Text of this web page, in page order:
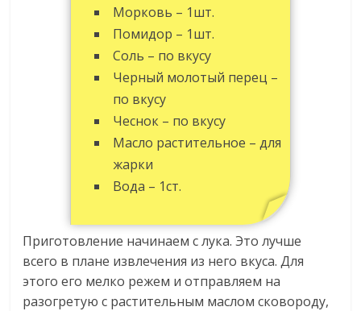
Морковь – 1шт.
Помидор – 1шт.
Соль – по вкусу
Черный молотый перец –
по вкусу
Чеснок – по вкусу
Масло растительное – для
жарки
Вода – 1ст.
Приготовление начинаем с лука. Это лучше
всего в плане извлечения из него вкуса. Для
этого его мелко режем и отправляем на
разогретую с растительным маслом сковороду,